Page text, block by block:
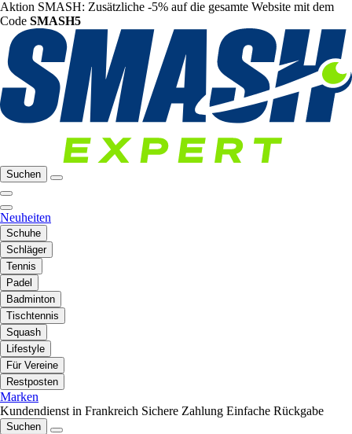
Aktion SMASH: Zusätzliche -5% auf die gesamte Website mit dem
Code SMASH5
Suchen
Neuheiten
Schuhe
Schläger
Tennis
Padel
Badminton
Tischtennis
Squash
Lifestyle
Für Vereine
Restposten
Marken
Kundendienst in Frankreich Sichere Zahlung Einfache Rückgabe
Suchen